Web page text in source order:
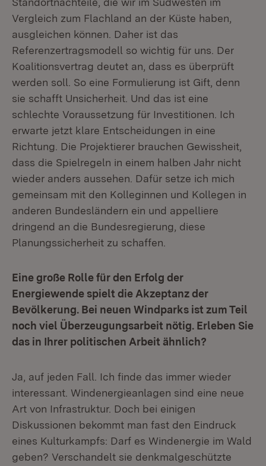
Vergleich zum Flachland an der Küste haben,
ausgleichen können. Daher ist das
Referenzertragsmodell so wichtig für uns. Der
Koalitionsvertrag deutet an, dass es überprüft
werden soll. So eine Formulierung ist Gift, denn
sie schafft Unsicherheit. Und das ist eine
schlechte Voraussetzung für Investitionen. Ich
erwarte jetzt klare Entscheidungen in eine
Richtung. Die Projektierer brauchen Gewissheit,
dass die Spielregeln in einem halben Jahr nicht
wieder anders aussehen. Dafür setze ich mich
gemeinsam mit den Kolleginnen und Kollegen in
anderen Bundesländern ein und appelliere
dringend an die Bundesregierung, diese
Planungssicherheit zu schaffen.
Eine große Rolle für den Erfolg der
Energiewende spielt die Akzeptanz der
Bevölkerung. Bei neuen Windparks ist zum Teil
noch viel Überzeugungsarbeit nötig. Erleben Sie
das in Ihrer politischen Arbeit ähnlich?
Ja, auf jeden Fall. Ich finde das immer wieder
interessant. Windenergieanlagen sind eine neue
Art von Infrastruktur. Doch bei einigen
Diskussionen bekommt man fast den Eindruck
eines Kulturkampfs: Darf es Windenergie im Wald
geben? Verschandelt sie denkmalgeschützte